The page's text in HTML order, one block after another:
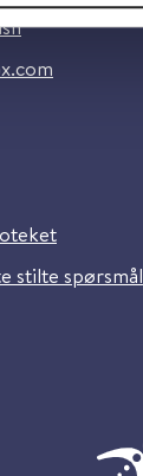
stilte spørsmål